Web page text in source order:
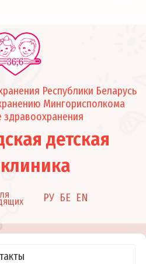
Республики Беларусь
Мингорисполкома
детская
РУ БЕ EN